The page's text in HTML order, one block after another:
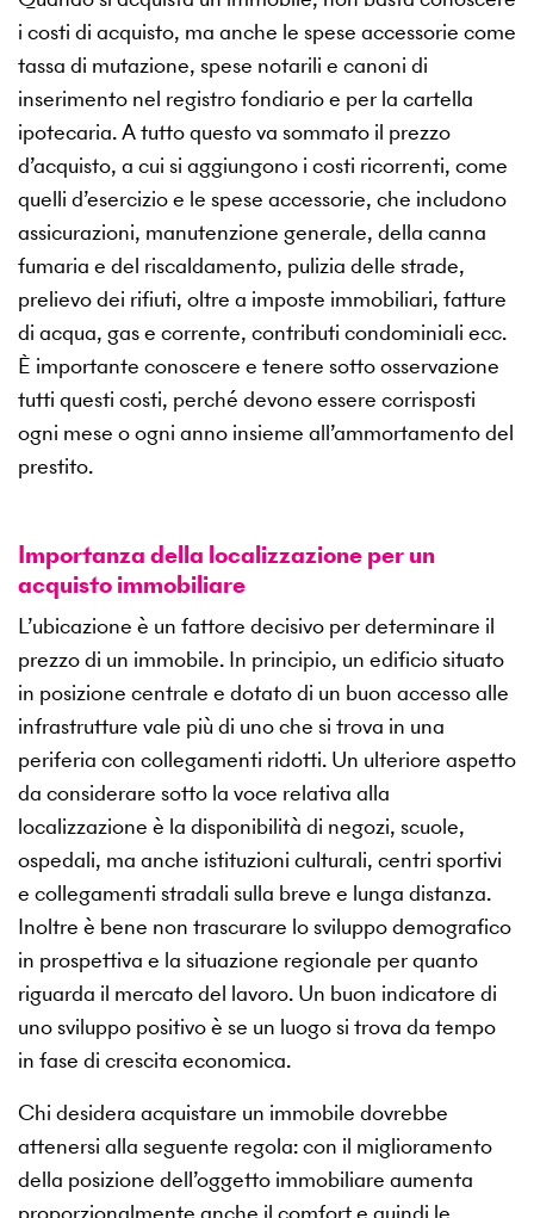
i costi di acquisto, ma anche le spese accessorie come
tassa di mutazione, spese notarili e canoni di
inserimento nel registro fondiario e per la cartella
ipotecaria. A tutto questo va sommato il prezzo
d’acquisto, a cui si aggiungono i costi ricorrenti, come
quelli d’esercizio e le spese accessorie, che includono
assicurazioni, manutenzione generale, della canna
fumaria e del riscaldamento, pulizia delle strade,
prelievo dei rifiuti, oltre a imposte immobiliari, fatture
di acqua, gas e corrente, contributi condominiali ecc.
È importante conoscere e tenere sotto osservazione
tutti questi costi, perché devono essere corrisposti
ogni mese o ogni anno insieme all’ammortamento del
prestito.
Importanza della localizzazione per un
acquisto immobiliare
L’ubicazione è un fattore decisivo per determinare il
prezzo di un immobile. In principio, un edificio situato
in posizione centrale e dotato di un buon accesso alle
infrastrutture vale più di uno che si trova in una
periferia con collegamenti ridotti. Un ulteriore aspetto
da considerare sotto la voce relativa alla
localizzazione è la disponibilità di negozi, scuole,
ospedali, ma anche istituzioni culturali, centri sportivi
e collegamenti stradali sulla breve e lunga distanza.
Inoltre è bene non trascurare lo sviluppo demografico
in prospettiva e la situazione regionale per quanto
riguarda il mercato del lavoro. Un buon indicatore di
uno sviluppo positivo è se un luogo si trova da tempo
in fase di crescita economica.
Chi desidera acquistare un immobile dovrebbe
attenersi alla seguente regola: con il miglioramento
della posizione dell’oggetto immobiliare aumenta